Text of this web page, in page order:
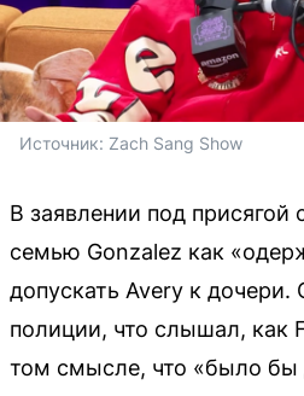
Источник: Zach Sang Show
В заявлении под присягой
семью Gonzalez как
допускать Avery к дочери.
полиции, что слышал, как
том смысле, что «было